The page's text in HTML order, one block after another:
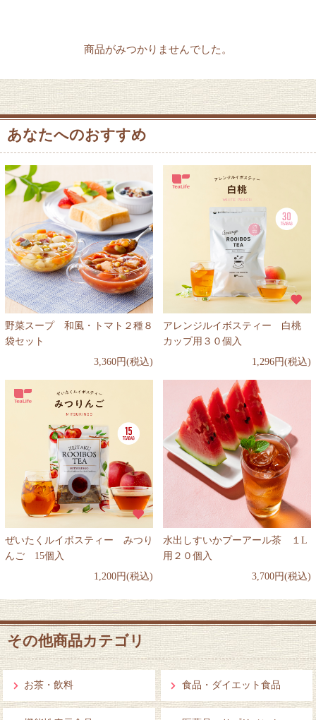
商品がみつかりませんでした。
あなたへのおすすめ
野菜スープ 和風・トマト２種８
袋セット
3,360円(税込)
アレンジルイボスティー 白桃
カップ用３０個入
1,296円(税込)
ぜいたくルイボスティー みつり
んご 15個入
1,200円(税込)
水出しすいかプーアール茶 １L
用２０個入
3,700円(税込)
その他商品カテゴリ
お茶・飲料 食品・ダイエット食品